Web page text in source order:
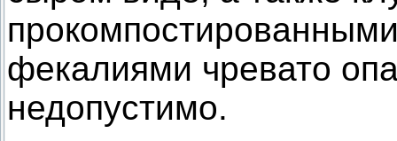
фекалиями чревато
недопустимо.